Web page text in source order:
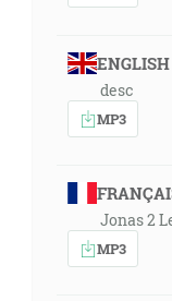
ENGLISH
desc
MP3
Jonas 2
MP3